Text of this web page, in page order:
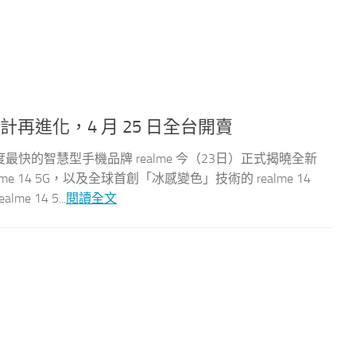
再進化，4 月 25 日全台開賣
最快的智慧型手機品牌 realme 今（23日）正式揭曉全新
14 5G，以及全球首創「冰感變色」技術的 realme 14
14 5...閱讀全文